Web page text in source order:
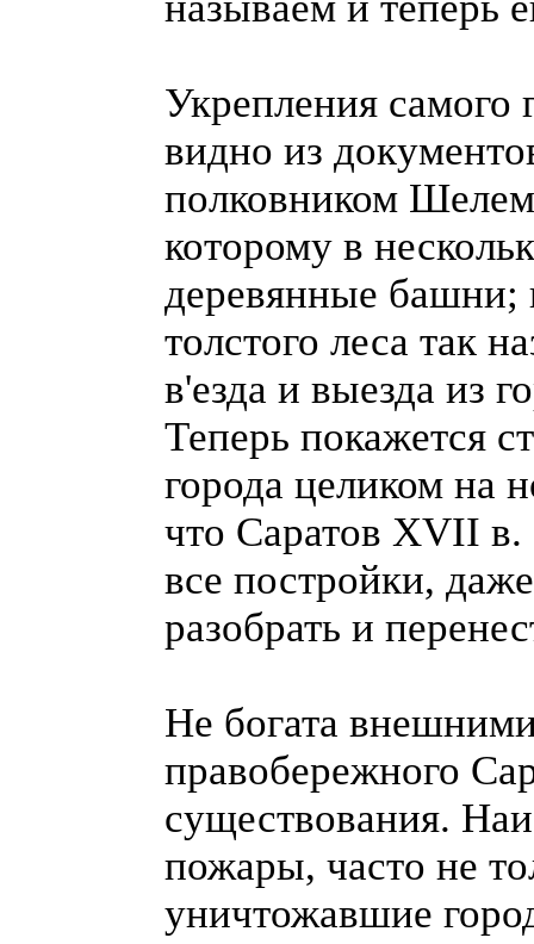
Укрепления самого
видно из
полковником
которому в
деревянные башни;
толстого леса так
в'езда и выезда из
Теперь покажется
города целиком на
что Саратов XVII
все постройки,
разобрать и
Не богата
правобережного
существования.
пожары, часто не
уничтожавшие